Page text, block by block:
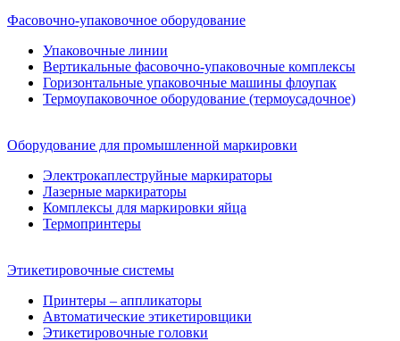
Фасовочно-упаковочное оборудование
Упаковочные линии
Вертикальные фасовочно-упаковочные комплексы
Горизонтальные упаковочные машины флоупак
Термоупаковочное оборудование (термоусадочное)
Оборудование для промышленной маркировки
Электрокаплеструйные маркираторы
Лазерные маркираторы
Комплексы для маркировки яйца
Термопринтеры
Этикетировочные системы
Принтеры – аппликаторы
Автоматические этикетировщики
Этикетировочные головки